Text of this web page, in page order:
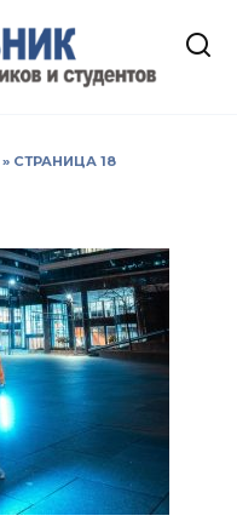
» СТРАНИЦА 18